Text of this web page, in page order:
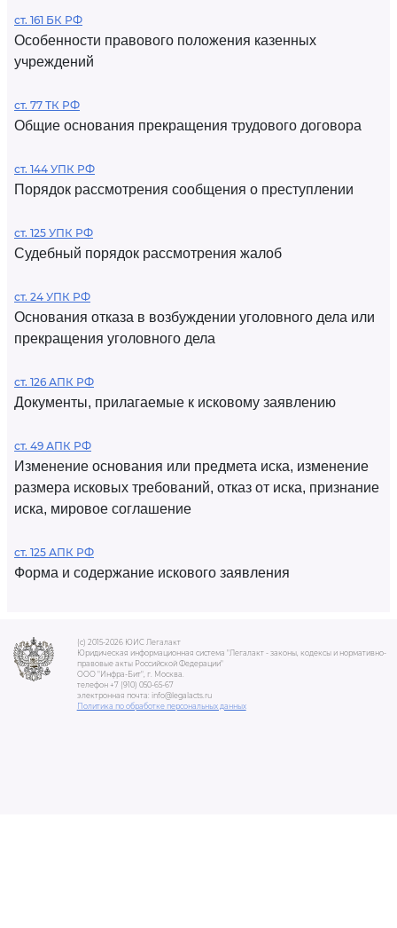
ст. 161 БК РФ
Особенности правового положения казенных
учреждений
ст. 77 ТК РФ
Общие основания прекращения трудового договора
ст. 144 УПК РФ
Порядок рассмотрения сообщения о преступлении
ст. 125 УПК РФ
Судебный порядок рассмотрения жалоб
ст. 24 УПК РФ
Основания отказа в возбуждении уголовного дела или
прекращения уголовного дела
ст. 126 АПК РФ
Документы, прилагаемые к исковому заявлению
ст. 49 АПК РФ
Изменение основания или предмета иска, изменение
размера исковых требований, отказ от иска, признание
иска, мировое соглашение
ст. 125 АПК РФ
Форма и содержание искового заявления
(c) 2015-2026 ЮИС Легалакт
Юридическая информационная система "Легалакт - законы, кодексы и нормативно-
правовые акты Российской Федерации"
ООО "Инфра-Бит", г. Москва.
телефон +7 (910) 050-65-67
электронная почта: info@legalacts.ru
Политика по обработке персональных данных